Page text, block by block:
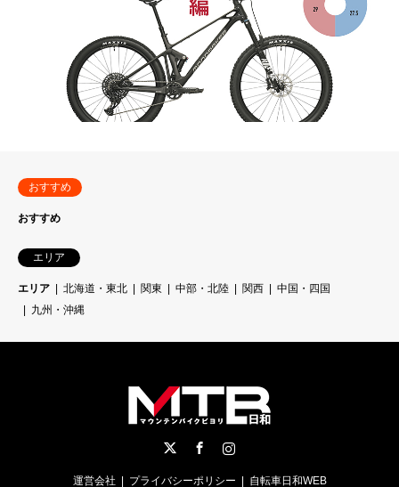
おすすめ
おすすめ
エリア
エリア 北海道・東北 関東 中部・北陸 関西
中国・四国
九州・沖縄
運営会社 プライバシーポリシー 自転車日和WEB